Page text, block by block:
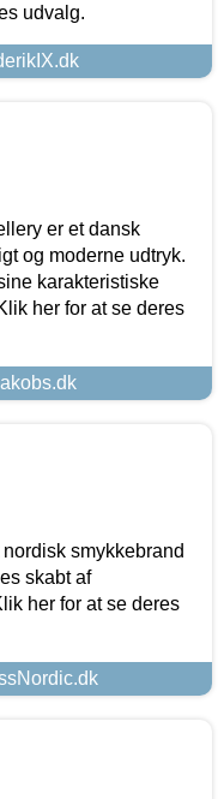
udvalg.
er et dansk
og moderne udtryk.
karakteristiske
her for at se deres
smykkebrand
skabt af
her for at se deres